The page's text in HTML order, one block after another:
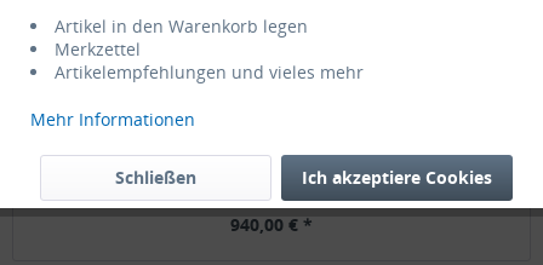
MADO SharpX USM637 Diamant-Schärfmaschine...
940,00 € *
Artikel in den Warenkorb legen
Merkzettel
Artikelempfehlungen und vieles mehr
Mehr Informationen
Ich akzeptiere Cookies
Schließen